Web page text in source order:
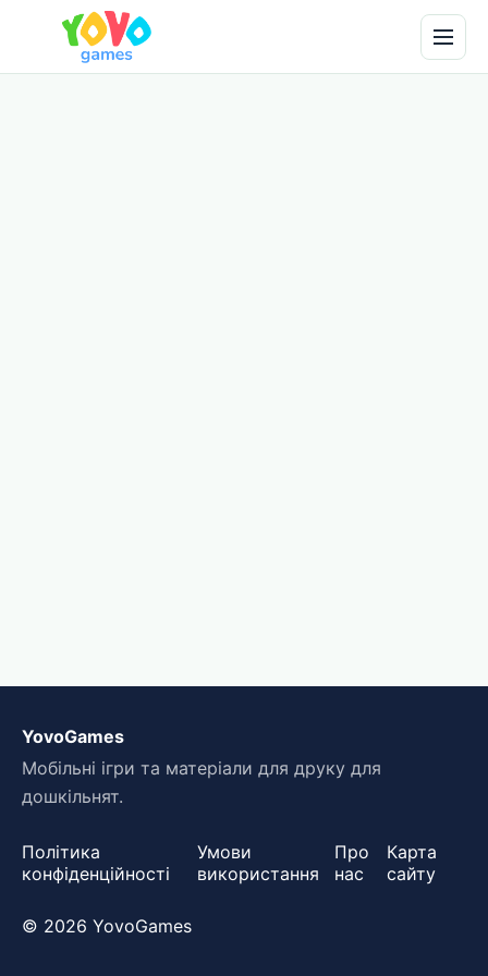
YovoGames
Мобільні ігри та матеріали для друку для
дошкільнят.
Політика
конфіденційності
Умови
використання
Про
нас
Карта
сайту
© 2026 YovoGames